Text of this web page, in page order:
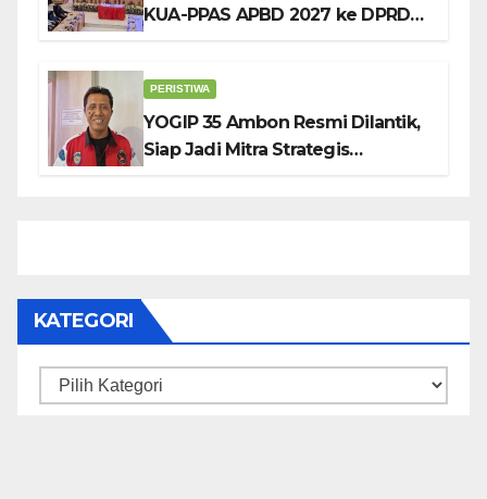
KUA-PPAS APBD 2027 ke DPRD
PERISTIWA
YOGIP 35 Ambon Resmi Dilantik,
Siap Jadi Mitra Strategis
KATEGORI
Kategori